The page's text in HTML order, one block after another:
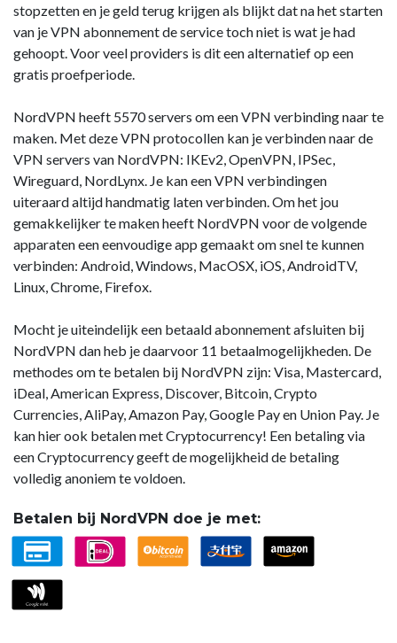
stopzetten en je geld terug krijgen als blijkt dat na het starten
van je VPN abonnement de service toch niet is wat je had
gehoopt. Voor veel providers is dit een alternatief op een
gratis proefperiode.
NordVPN heeft 5570 servers om een VPN verbinding naar te
maken. Met deze VPN protocollen kan je verbinden naar de
VPN servers van NordVPN: IKEv2, OpenVPN, IPSec,
Wireguard, NordLynx. Je kan een VPN verbindingen
uiteraard altijd handmatig laten verbinden. Om het jou
gemakkelijker te maken heeft NordVPN voor de volgende
apparaten een eenvoudige app gemaakt om snel te kunnen
verbinden: Android, Windows, MacOSX, iOS, AndroidTV,
Linux, Chrome, Firefox.
Mocht je uiteindelijk een betaald abonnement afsluiten bij
NordVPN dan heb je daarvoor 11 betaalmogelijkheden. De
methodes om te betalen bij NordVPN zijn: Visa, Mastercard,
iDeal, American Express, Discover, Bitcoin, Crypto
Currencies, AliPay, Amazon Pay, Google Pay en Union Pay. Je
kan hier ook betalen met Cryptocurrency! Een betaling via
een Cryptocurrency geeft de mogelijkheid de betaling
volledig anoniem te voldoen.
Betalen bij NordVPN doe je met: